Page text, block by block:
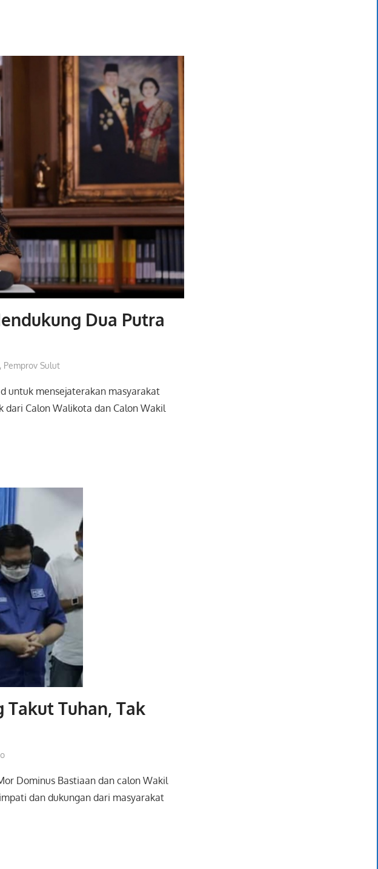
Dua Putra
Pemprov Sulut
untuk mensejaterakan masyarakat
Calon Walikota dan Calon Wakil
Takut Tuhan, Tak
Dominus Bastiaan dan calon Wakil
dan dukungan dari masyarakat